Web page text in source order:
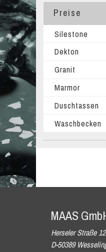
Preise
Silestone
Dekton
Granit
Marmor
Duschtassen
Waschbecken
MAAS
Herseler Straße
D-50389